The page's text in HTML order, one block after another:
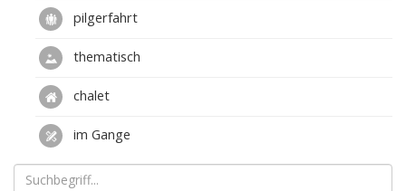
pilgerfahrt
thematisch
chalet
im Gange